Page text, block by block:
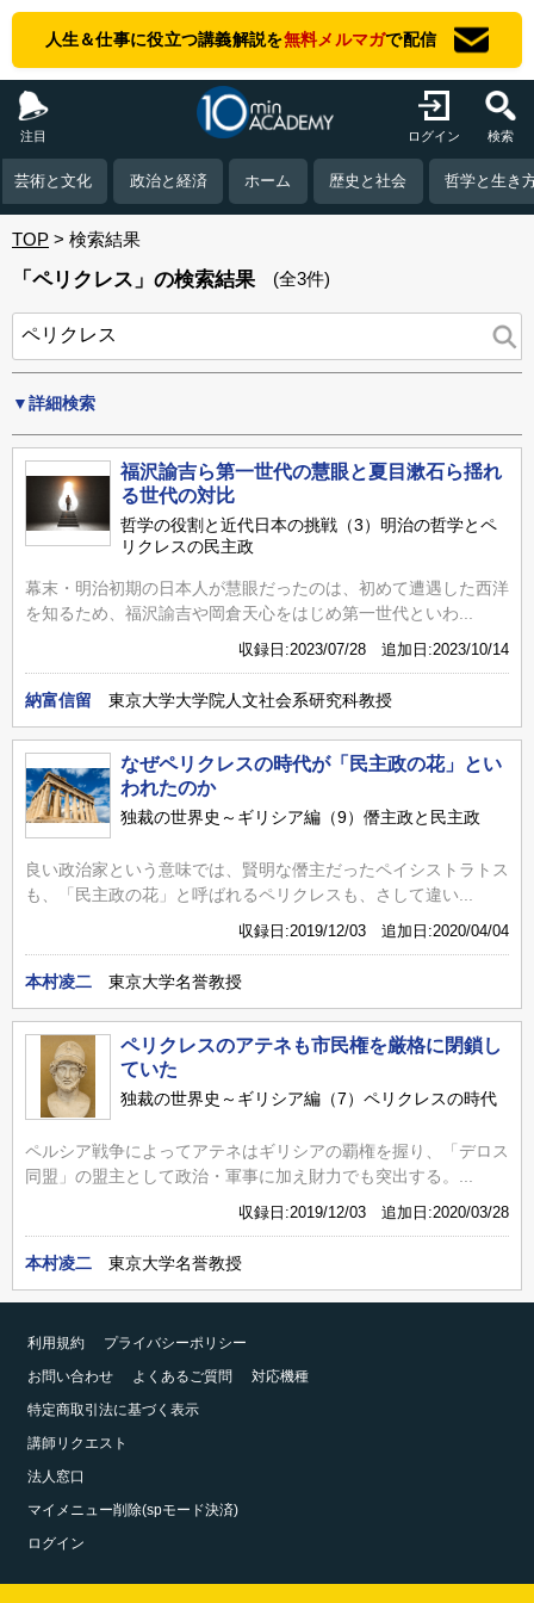
人生＆仕事に役立つ講義解説を無料メルマガで配信
注目 ログイン 検索
芸術と文化 政治と経済 ホーム 歴史と社会 哲学と生き
TOP 検索結果
「ペリクレス」の検索結果 (全3件)
▼詳細検索
福沢諭吉ら第一世代の慧眼と夏目漱石ら揺れ
る世代の対比
哲学の役割と近代日本の挑戦（3）明治の哲学とペ
リクレスの民主政
幕末・明治初期の日本人が慧眼だったのは、初めて遭遇した西洋
を知るため、福沢諭吉や岡倉天心をはじめ第一世代といわ...
収録日:2023/07/28 追加日:2023/10/14
納富信留 東京大学大学院人文社会系研究科教授
なぜペリクレスの時代が「民主政の花」とい
われたのか
独裁の世界史～ギリシア編（9）僭主政と民主政
良い政治家という意味では、賢明な僭主だったペイシストラトス
も、「民主政の花」と呼ばれるペリクレスも、さして違い...
収録日:2019/12/03 追加日:2020/04/04
本村凌二 東京大学名誉教授
ペリクレスのアテネも市民権を厳格に閉鎖し
ていた
独裁の世界史～ギリシア編（7）ペリクレスの時代
ペルシア戦争によってアテネはギリシアの覇権を握り、「デロス
同盟」の盟主として政治・軍事に加え財力でも突出する。...
収録日:2019/12/03 追加日:2020/03/28
本村凌二 東京大学名誉教授
利用規約
プライバシーポリシー
お問い合わせ
よくあるご質問
対応機種
特定商取引法に基づく表示
講師リクエスト
法人窓口
マイメニュー削除(spモード決済)
ログイン